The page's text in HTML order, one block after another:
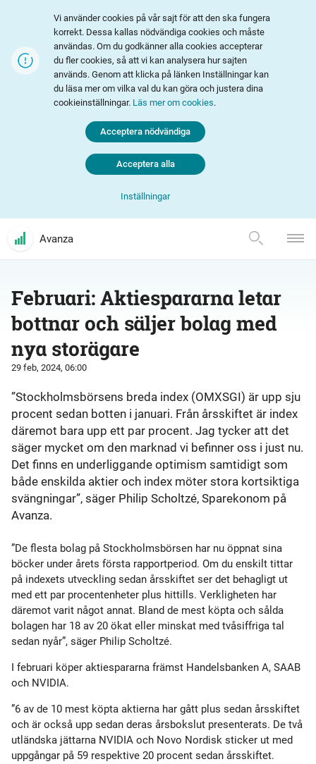
Vi använder cookies på vår sajt för att den ska fungera
korrekt. Dessa kallas nödvändiga cookies och måste
användas. Om du godkänner alla cookies accepterar
du fler cookies, så att vi kan analysera hur sajten
används. Genom att klicka på länken Inställningar kan
du läsa mer om vilka val du kan göra och justera dina
cookieinställningar. Läs mer om cookies.
Inställningar
Acceptera nödvändiga
Acceptera alla
Avanza
Februari: Aktiespararna letar
bottnar och säljer bolag med
nya storägare
29 feb, 2024, 06:00
”Stockholmsbörsens breda index (OMXSGI) är upp sju
procent sedan botten i januari. Från årsskiftet är index
däremot bara upp ett par procent. Jag tycker att det
säger mycket om den marknad vi befinner oss i just nu.
Det finns en underliggande optimism samtidigt som
både enskilda aktier och index möter stora kortsiktiga
svängningar”, säger Philip Scholtzé, Sparekonom på
Avanza.
”De flesta bolag på Stockholmsbörsen har nu öppnat sina
böcker under årets första rapportperiod. Om du enskilt tittar
på indexets utveckling sedan årsskiftet ser det behagligt ut
med ett par procentenheter plus hittills. Verkligheten har
däremot varit något annat. Bland de mest köpta och sålda
bolagen har 18 av 20 ökat eller minskat med tvåsiffriga tal
sedan nyår”, säger Philip Scholtzé.
I februari köper aktiespararna främst Handelsbanken A, SAAB
och NVIDIA.
”6 av de 10 mest köpta aktierna har gått plus sedan årsskiftet
och är också upp sedan deras årsbokslut presenterats. De två
utländska jättarna NVIDIA och Novo Nordisk sticker ut med
uppgångar på 59 respektive 20 procent sedan årsskiftet.